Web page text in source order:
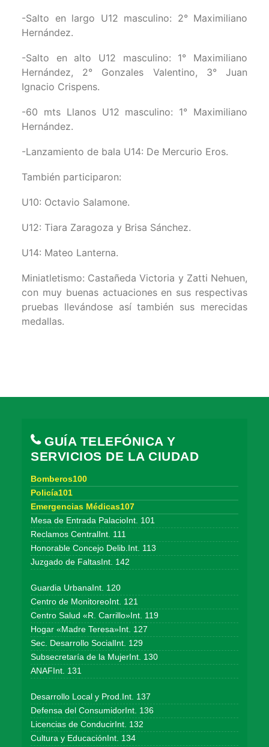
-Salto en largo U12 masculino: 2° Maximiliano
Hernández.
-Salto en alto U12 masculino: 1° Maximiliano
Hernández, 2° Gonzales Valentino, 3° Juan
Ignacio Crispens.
-60 mts Llanos U12 masculino: 1° Maximiliano
Hernández.
-Lanzamiento de bala U14: De Mercurio Eros.
También participaron:
U10: Octavio Salamone.
U12: Tiara Zaragoza y Brisa Sánchez.
U14: Mateo Lanterna.
Miniatletismo: Castañeda Victoria y Zatti Nehuen,
con muy buenas actuaciones en sus respectivas
pruebas llevándose así también sus merecidas
medallas.
GUÍA TELEFÓNICA Y
SERVICIOS DE LA CIUDAD
Bomberos100
Policía101
Emergencias Médicas107
Mesa de Entrada PalacioInt. 101
Reclamos CentralInt. 111
Honorable Concejo Delib.Int. 113
Juzgado de FaltasInt. 142
Guardia UrbanaInt. 120
Centro de MonitoreoInt. 121
Centro Salud «R. Carrillo»Int. 119
Hogar «Madre Teresa»Int. 127
Sec. Desarrollo SocialInt. 129
Subsecretaría de la MujerInt. 130
ANAFInt. 131
Desarrollo Local y Prod.Int. 137
Defensa del ConsumidorInt. 136
Licencias de ConducirInt. 132
Cultura y EducaciónInt. 134